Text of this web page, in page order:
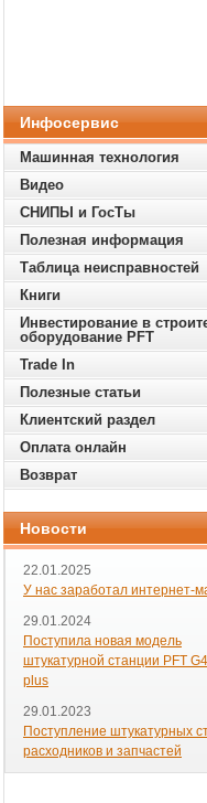
Инфосервис
Машинная технология
Видео
СНИПЫ и ГосТы
Полезная информация
Таблица неисправностей
Книги
Инвестирование в
оборудование PFT
Trade In
Полезные статьи
Клиентский раздел
Оплата онлайн
Возврат
Новости
22.01.2025
У нас заработал интернет-
29.01.2024
Поступила новая модель
штукатурной станции PFT
plus
29.01.2023
Поступление штукатурных
расходников и запчастей